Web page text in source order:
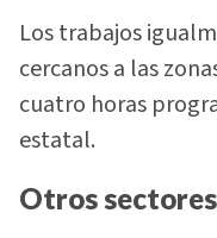
Los trabajos
cercanos a las
cuatro horas
estatal.
Otros